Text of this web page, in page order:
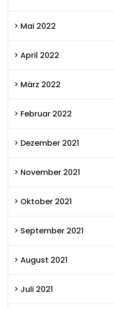
Mai 2022
April 2022
März 2022
Februar 2022
Dezember 2021
November 2021
Oktober 2021
September 2021
August 2021
Juli 2021